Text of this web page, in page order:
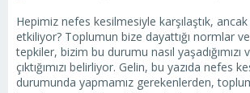
Hepimiz nefes kesilmesiyle karşılaştık,
etkiliyor? Toplumun bize dayattığı normlar
tepkiler, bizim bu durumu nasıl yaşadığımızı
çıktığımızı belirliyor. Gelin, bu yazıda nefes
durumunda yapmamız gerekenlerden,